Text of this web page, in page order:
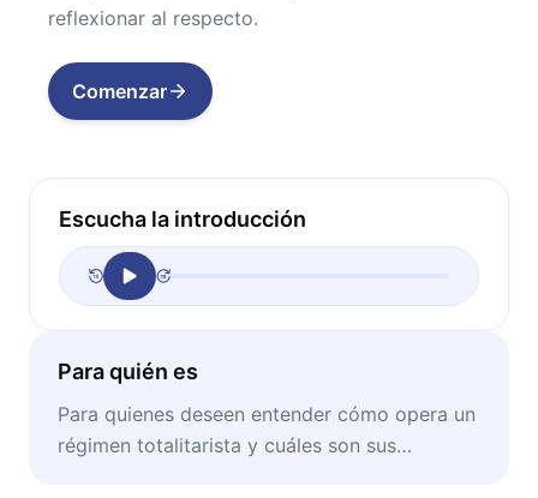
reflexionar al respecto.
Comenzar
Escucha la introducción
Para quién es
Para quienes deseen entender cómo opera un
régimen totalitarista y cuáles son sus